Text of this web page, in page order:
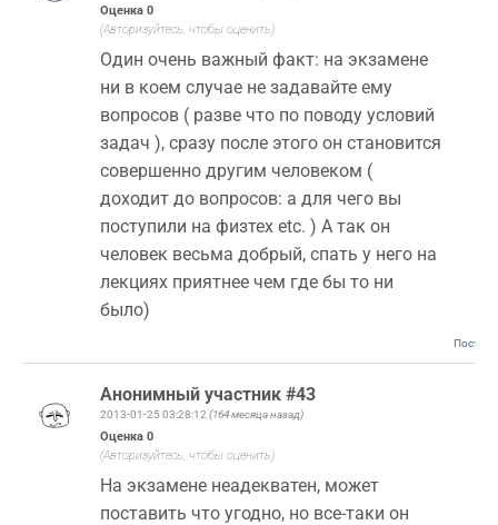
Оценка 0
(Авторизуйтесь, чтобы оценить)
Один очень важный факт: на экзамене
ни в коем случае не задавайте ему
вопросов ( разве что по поводу условий
задач ), сразу после этого он становится
совершенно другим человеком (
доходит до вопросов: а для чего вы
поступили на физтех etc. ) А так он
человек весьма добрый, спать у него на
лекциях приятнее чем где бы то ни
было)
Анонимный участник #43
2013-01-25 03:28:12 (164 месяца назад)
Оценка 0
(Авторизуйтесь, чтобы оценить)
На экзамене неадекватен, может
поставить что угодно, но все-таки он